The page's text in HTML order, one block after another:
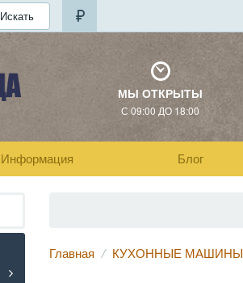
Искать
МЫ ОТКРЫТЫ
С 09:00 ДО 18:00
Информация Блог
Главная КУХОННЫЕ МАШИНЫ